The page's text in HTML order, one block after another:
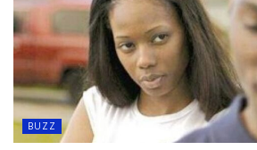
BUZZ